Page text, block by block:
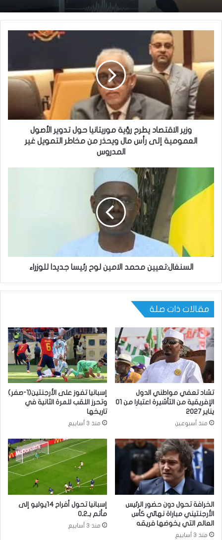
وزير الاقتصاد يطرح رؤية موريتانيا حول تدوير الأصول
العمومية إلى رأس مال ويحذر من مخاطر التمويل غير
المدروس
السنغال:تعيين محمد الامين لوح رئيسا جديدا للوزراء
مقالات ذات صلة
تشاد تعفي مواطني الدول
الإفريقية من التأشيرة اعتبارا من 01
يناير 2027
منذ أسبوعين
إسبانيا تفوز على الأرجنتين(1-صفر)
وتحرز اللقب للمرة الثانية في
تاريخها
منذ 3 أسابيع
الخرافة تحول دون حضور الرئيس
الأرجنتيني مباراة نهائي كأس
العالم التي يخوضها فريقه
منذ 3 أسابيع
إسبانيا تحول أفراح 14يوليو إلى
مأتم بـ2ـ0
منذ 3 أسابيع